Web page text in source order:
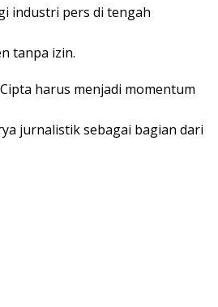
industri pers di tengah
tanpa izin.
harus menjadi momentum
jurnalistik sebagai bagian dari